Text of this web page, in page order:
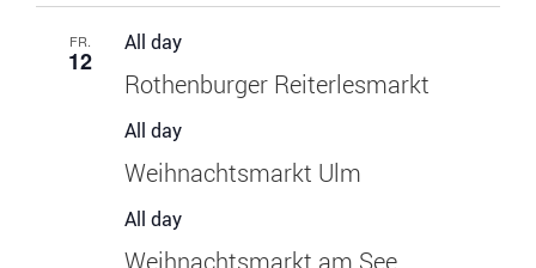
FR.
12
All day
Rothenburger Reiterlesmarkt
All day
Weihnachtsmarkt Ulm
All day
Weihnachtsmarkt am See